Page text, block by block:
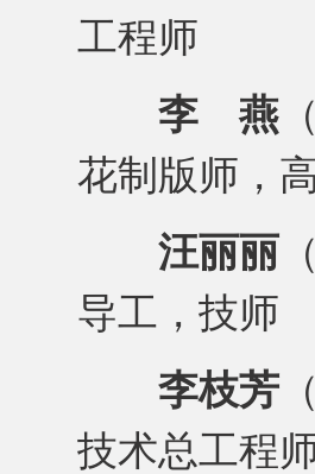
工程师
李 燕
花制版师，
汪丽丽
导工，技师
李枝芳
技术总工程